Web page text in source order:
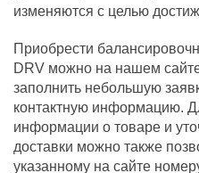
изменяются с целью
Приобрести
DRV можно на нашем
заполнить небольшую
контактную информацию.
информации о товаре и
доставки можно также
указанному на сайте